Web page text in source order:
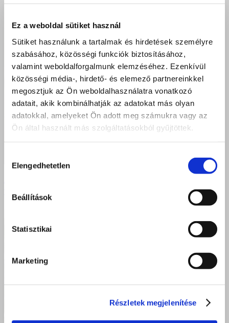
Ez a weboldal sütiket használ
Sütiket használunk a tartalmak és hirdetések személyre
szabásához, közösségi funkciók biztosításához,
valamint weboldalforgalmunk elemzéséhez. Ezenkívül
közösségi média-, hirdető- és elemező partnereinkkel
megosztjuk az Ön weboldalhasználatra vonatkozó
adatait, akik kombinálhatják az adatokat más olyan
adatokkal, amelyeket Ön adott meg számukra vagy az
Ön által használt más szolgáltatásokból gyűjtöttek.
kiválasztása
Elengedhetetlen
Beállítások
Statisztikai
Marketing
Részletek megjelenítése